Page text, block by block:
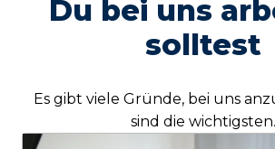
Du bei uns
solltest
Es gibt viele Gründe, bei uns
sind die wichtigsten.